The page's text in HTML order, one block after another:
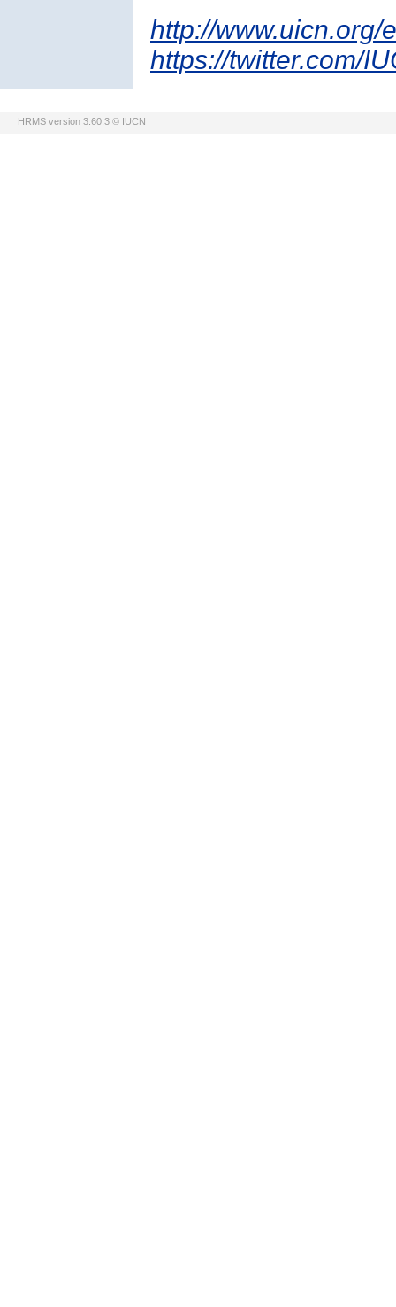
http://www.uicn.org/
https://twitter.com/
HRMS version 3.60.3 © IUCN